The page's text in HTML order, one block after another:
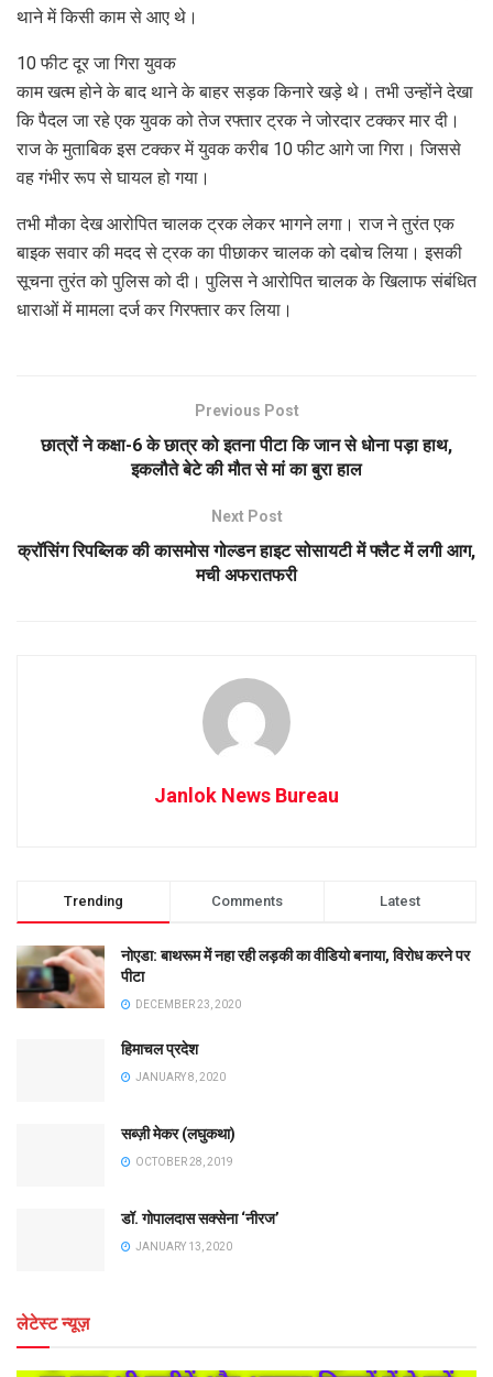
थाने में किसी काम से आए थे।
10 फीट दूर जा गिरा युवक
काम खत्म होने के बाद थाने के बाहर सड़क किनारे खड़े थे। तभी उन्होंने देखा
कि पैदल जा रहे एक युवक को तेज रफ्तार ट्रक ने जोरदार टक्कर मार दी।
राज के मुताबिक इस टक्कर में युवक करीब 10 फीट आगे जा गिरा। जिससे
वह गंभीर रूप से घायल हो गया।
तभी मौका देख आरोपित चालक ट्रक लेकर भागने लगा। राज ने तुरंत एक
बाइक सवार की मदद से ट्रक का पीछाकर चालक को दबोच लिया। इसकी
सूचना तुरंत को पुलिस को दी। पुलिस ने आरोपित चालक के खिलाफ संबंधित
धाराओं में मामला दर्ज कर गिरफ्तार कर लिया।
Previous Post
छात्रों ने कक्षा-6 के छात्र को इतना पीटा कि जान से धोना पड़ा हाथ,
इकलौते बेटे की मौत से मां का बुरा हाल
Next Post
क्रॉसिंग रिपब्लिक की कासमोस गोल्डन हाइट सोसायटी में फ्लैट में लगी आग,
मची अफरातफरी
Janlok News Bureau
Trending Comments Latest
नोएडा: बाथरूम में नहा रही लड़की का वीडियो बनाया, विरोध करने पर
पीटा
DECEMBER 23, 2020
हिमाचल प्रदेश
JANUARY 8, 2020
सब्ज़ी मेकर (लघुकथा)
OCTOBER 28, 2019
डॉ. गोपालदास सक्सेना ‘नीरज’
JANUARY 13, 2020
लेटेस्ट न्यूज़